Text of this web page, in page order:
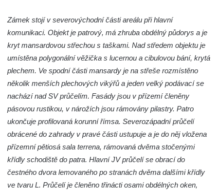
Zámek Rabštejn nad Střelou
Zámek Bezdružice
Zámek Zákupy
Hrad a zámek Vartenberk ve Stráži pod
Ralskem
Zámek Doksy
Zámek Zahrádky
Zámek Pachtů z Rájova v Jablonném v
Zámek stojí v severovýchodní části areálu při hlavní
komunikaci. Objekt je patrový, má zhruba obdélný půdorys a je
kryt mansardovou střechou s taškami. Nad středem objektu je
umístěna polygonální věžička s lucernou a cibulovou bání, krytá
plechem. Ve spodní části mansardy je na střeše rozmístěno
několik menších plechových vikýřů a jeden velký podávací se
nachází nad SV průčelím. Fasády jsou v přízemí členěny
pásovou rustikou, v nárožích jsou rámovány pilastry. Patro
ukončuje profilovaná korunní římsa. Severozápadní průčelí
obrácené do zahrady v pravé části ustupuje a je do něj vložena
přízemní pětiosá sala terrena, rámovaná dvěma stočenými
křídly schodiště do patra. Hlavní JV průčelí se obrací do
čestného dvora lemovaného po stranách dvěma dalšími křídly
ve tvaru L. Průčelí je členěno třinácti osami obdélných oken,